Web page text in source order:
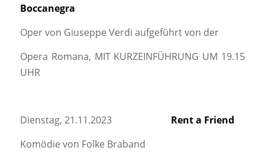
Boccanegra
Oper von Giuseppe Verdi aufgeführt von der
Opera Romana, MIT KURZEINFÜHRUNG UM 19.15
UHR
Dienstag, 21.11.2023 Rent a Friend
Komödie von Folke Braband